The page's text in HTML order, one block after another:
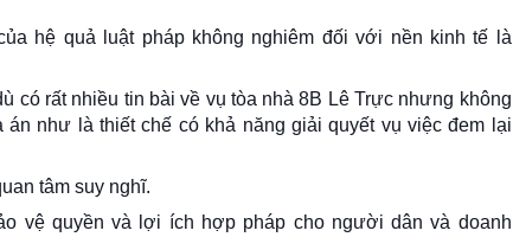
hệ quả luật pháp không nghiêm đối với nền kinh tế là
có rất nhiều tin bài về vụ tòa nhà 8B Lê Trực nhưng không
án như là thiết chế có khả năng giải quyết vụ việc đem lại
tâm suy nghĩ.
vệ quyền và lợi ích hợp pháp cho người dân và doanh